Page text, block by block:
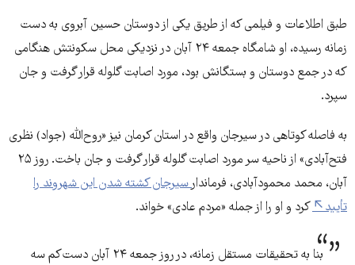
طبق اطلاعات و فیلمی که از طریق یکی از دوستان حسین آبروی به دست
زمانه رسیده، او شامگاه جمعه ۲۴ آبان در نزدیکی محل سکونتش هنگامی
که در جمع دوستان و بستگانش بود، مورد اصابت گلوله قرار گرفت و جان
سپرد.
به فاصله کوتاهی در سیرجان واقع در استان کرمان نیز «روح‌الله (جواد) نظری
فتح‌­آبادی» از ناحیه سر مورد اصابت گلوله قرار گرفت و جان باخت. روز ۲۵
آبان، محمد محمودآبادی، فرماندارسیرجان کشته شدن این شهروند را
تأیید
کرد و او را از جمله «مردم عادی» خواند.
بنا به تحقیقات مستقل زمانه، در روز جمعه ۲۴ آبان دست‌­کم سه